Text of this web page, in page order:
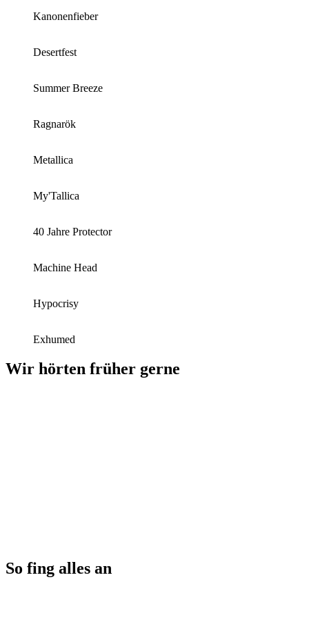
Kanonenfieber
Desertfest
Summer Breeze
Ragnarök
Metallica
My'Tallica
40 Jahre Protector
Machine Head
Hypocrisy
Exhumed
Wir hörten früher gerne
So fing alles an